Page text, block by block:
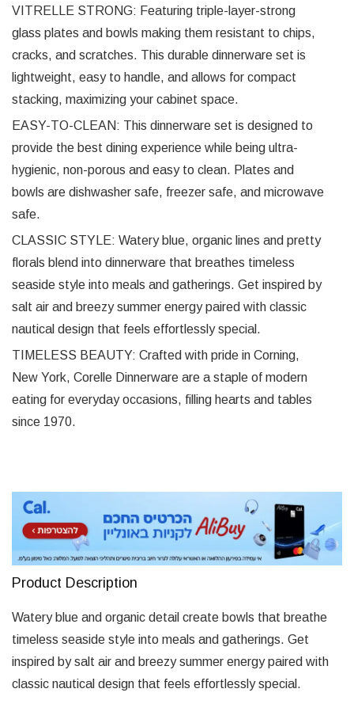
VITRELLE STRONG: Featuring triple-layer-strong
glass plates and bowls making them resistant to chips,
cracks, and scratches. This durable dinnerware set is
lightweight, easy to handle, and allows for compact
stacking, maximizing your cabinet space.
EASY-TO-CLEAN: This dinnerware set is designed to
provide the best dining experience while being ultra-
hygienic, non-porous and easy to clean. Plates and
bowls are dishwasher safe, freezer safe, and microwave
safe.
CLASSIC STYLE: Watery blue, organic lines and pretty
florals blend into dinnerware that breathes timeless
seaside style into meals and gatherings. Get inspired by
salt air and breezy summer energy paired with classic
nautical design that feels effortlessly special.
TIMELESS BEAUTY: Crafted with pride in Corning,
New York, Corelle Dinnerware are a staple of modern
eating for everyday occasions, filling hearts and tables
since 1970.
Product Description
Watery blue and organic detail create bowls that breathe
timeless seaside style into meals and gatherings. Get
inspired by salt air and breezy summer energy paired with
classic nautical design that feels effortlessly special.